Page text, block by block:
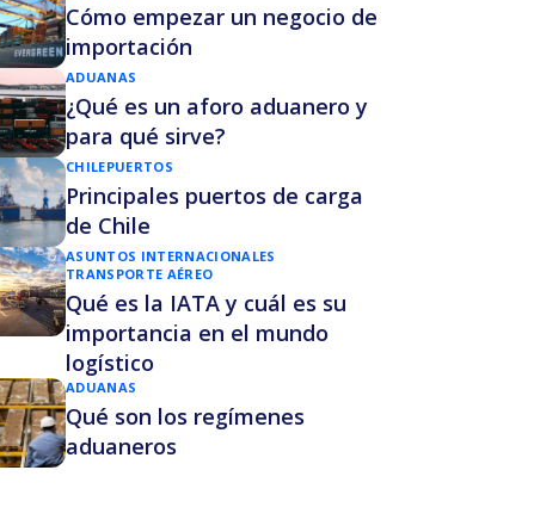
Cómo empezar un negocio de
importación
ADUANAS
¿Qué es un aforo aduanero y
para qué sirve?
CHILEPUERTOS
Principales puertos de carga
de Chile
ASUNTOS INTERNACIONALES
TRANSPORTE AÉREO
Qué es la IATA y cuál es su
importancia en el mundo
logístico
ADUANAS
Qué son los regímenes
aduaneros